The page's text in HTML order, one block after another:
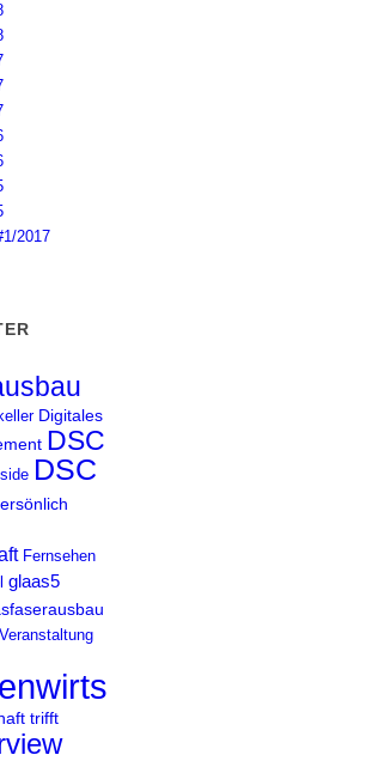
2017
Digitales
DSC
DSC
Fernsehen
glaas5
trifft